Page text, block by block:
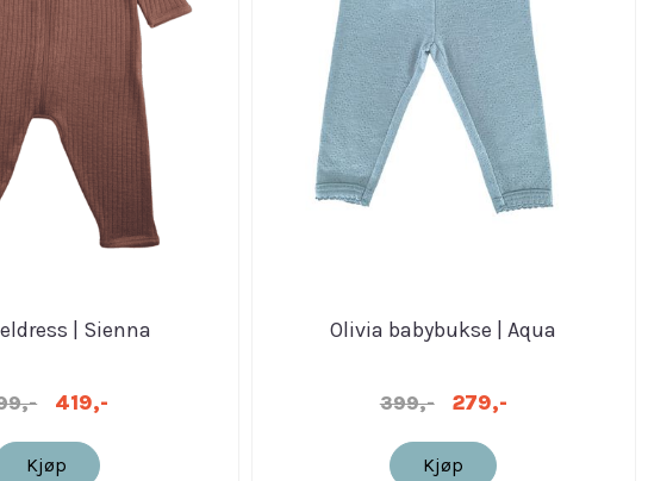
| Sienna
419,-
Kjøp
Olivia babybukse | Aqua
399,- 279,-
Kjøp